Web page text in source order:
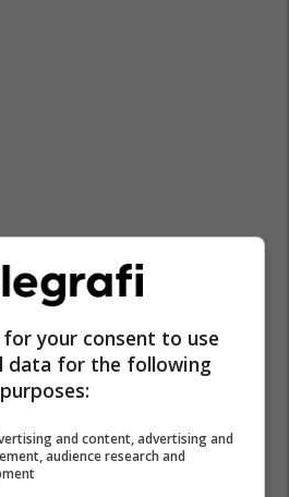
your consent to use
data for the following
purposes:
and content, advertising and
audience research and